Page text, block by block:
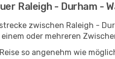
Raleigh - Durham -
zwischen Raleigh -
oder mehreren
so angenehm wie